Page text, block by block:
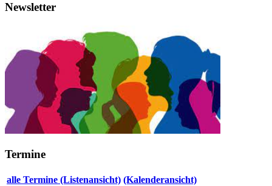
Newsletter
Termine
alle Termine (Listenansicht) (Kalenderansicht)